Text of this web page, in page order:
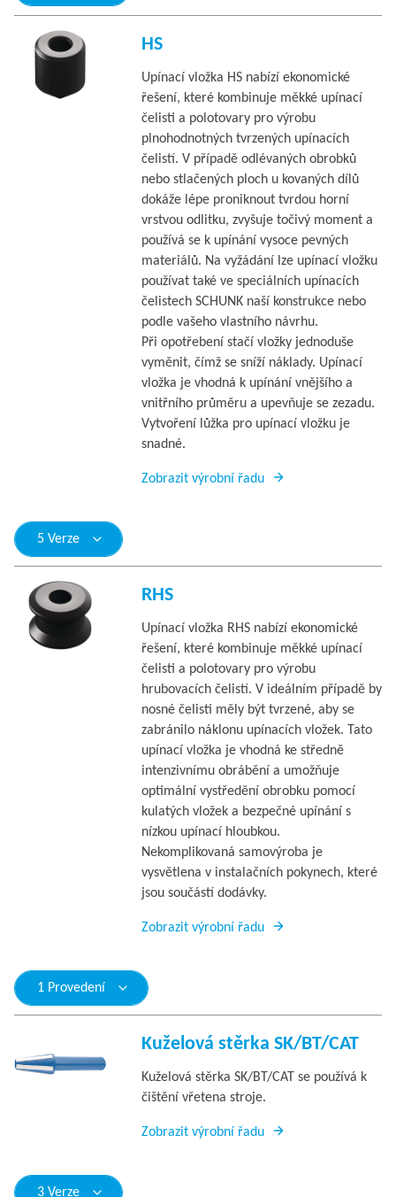
HS
Upínací vložka HS nabízí ekonomické
řešení, které kombinuje měkké upínací
čelisti a polotovary pro výrobu
plnohodnotných tvrzených upínacích
čelistí. V případě odlévaných obrobků
nebo stlačených ploch u kovaných dílů
dokáže lépe proniknout tvrdou horní
vrstvou odlitku, zvyšuje točivý moment a
používá se k upínání vysoce pevných
materiálů. Na vyžádání lze upínací vložku
používat také ve speciálních upínacích
čelistech SCHUNK naší konstrukce nebo
podle vašeho vlastního návrhu.
Při opotřebení stačí vložky jednoduše
vyměnit, čímž se sníží náklady. Upínací
vložka je vhodná k upínání vnějšího a
vnitřního průměru a upevňuje se zezadu.
Vytvoření lůžka pro upínací vložku je
snadné.
Zobrazit výrobní řadu
5 Verze
RHS
Upínací vložka RHS nabízí ekonomické
řešení, které kombinuje měkké upínací
čelisti a polotovary pro výrobu
hrubovacích čelistí. V ideálním případě by
nosné čelisti měly být tvrzené, aby se
zabránilo náklonu upínacích vložek. Tato
upínací vložka je vhodná ke středně
intenzivnímu obrábění a umožňuje
optimální vystředění obrobku pomocí
kulatých vložek a bezpečné upínání s
nízkou upínací hloubkou.
Nekomplikovaná samovýroba je
vysvětlena v instalačních pokynech, které
jsou součástí dodávky.
Zobrazit výrobní řadu
1 Provedení
Kuželová stěrka SK/BT/CAT
Kuželová stěrka SK/BT/CAT se používá k
čištění vřetena stroje.
Zobrazit výrobní řadu
3 Verze